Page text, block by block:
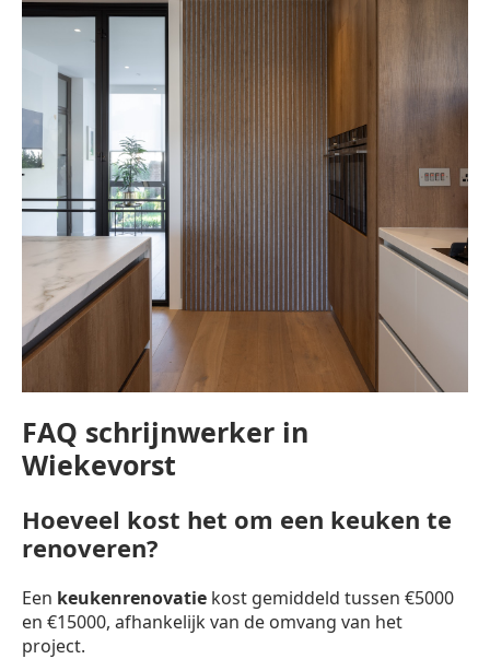
FAQ schrijnwerker in
Wiekevorst
Hoeveel kost het om een keuken te
renoveren?
Een keukenrenovatie kost gemiddeld tussen €5000
en €15000, afhankelijk van de omvang van het
project.